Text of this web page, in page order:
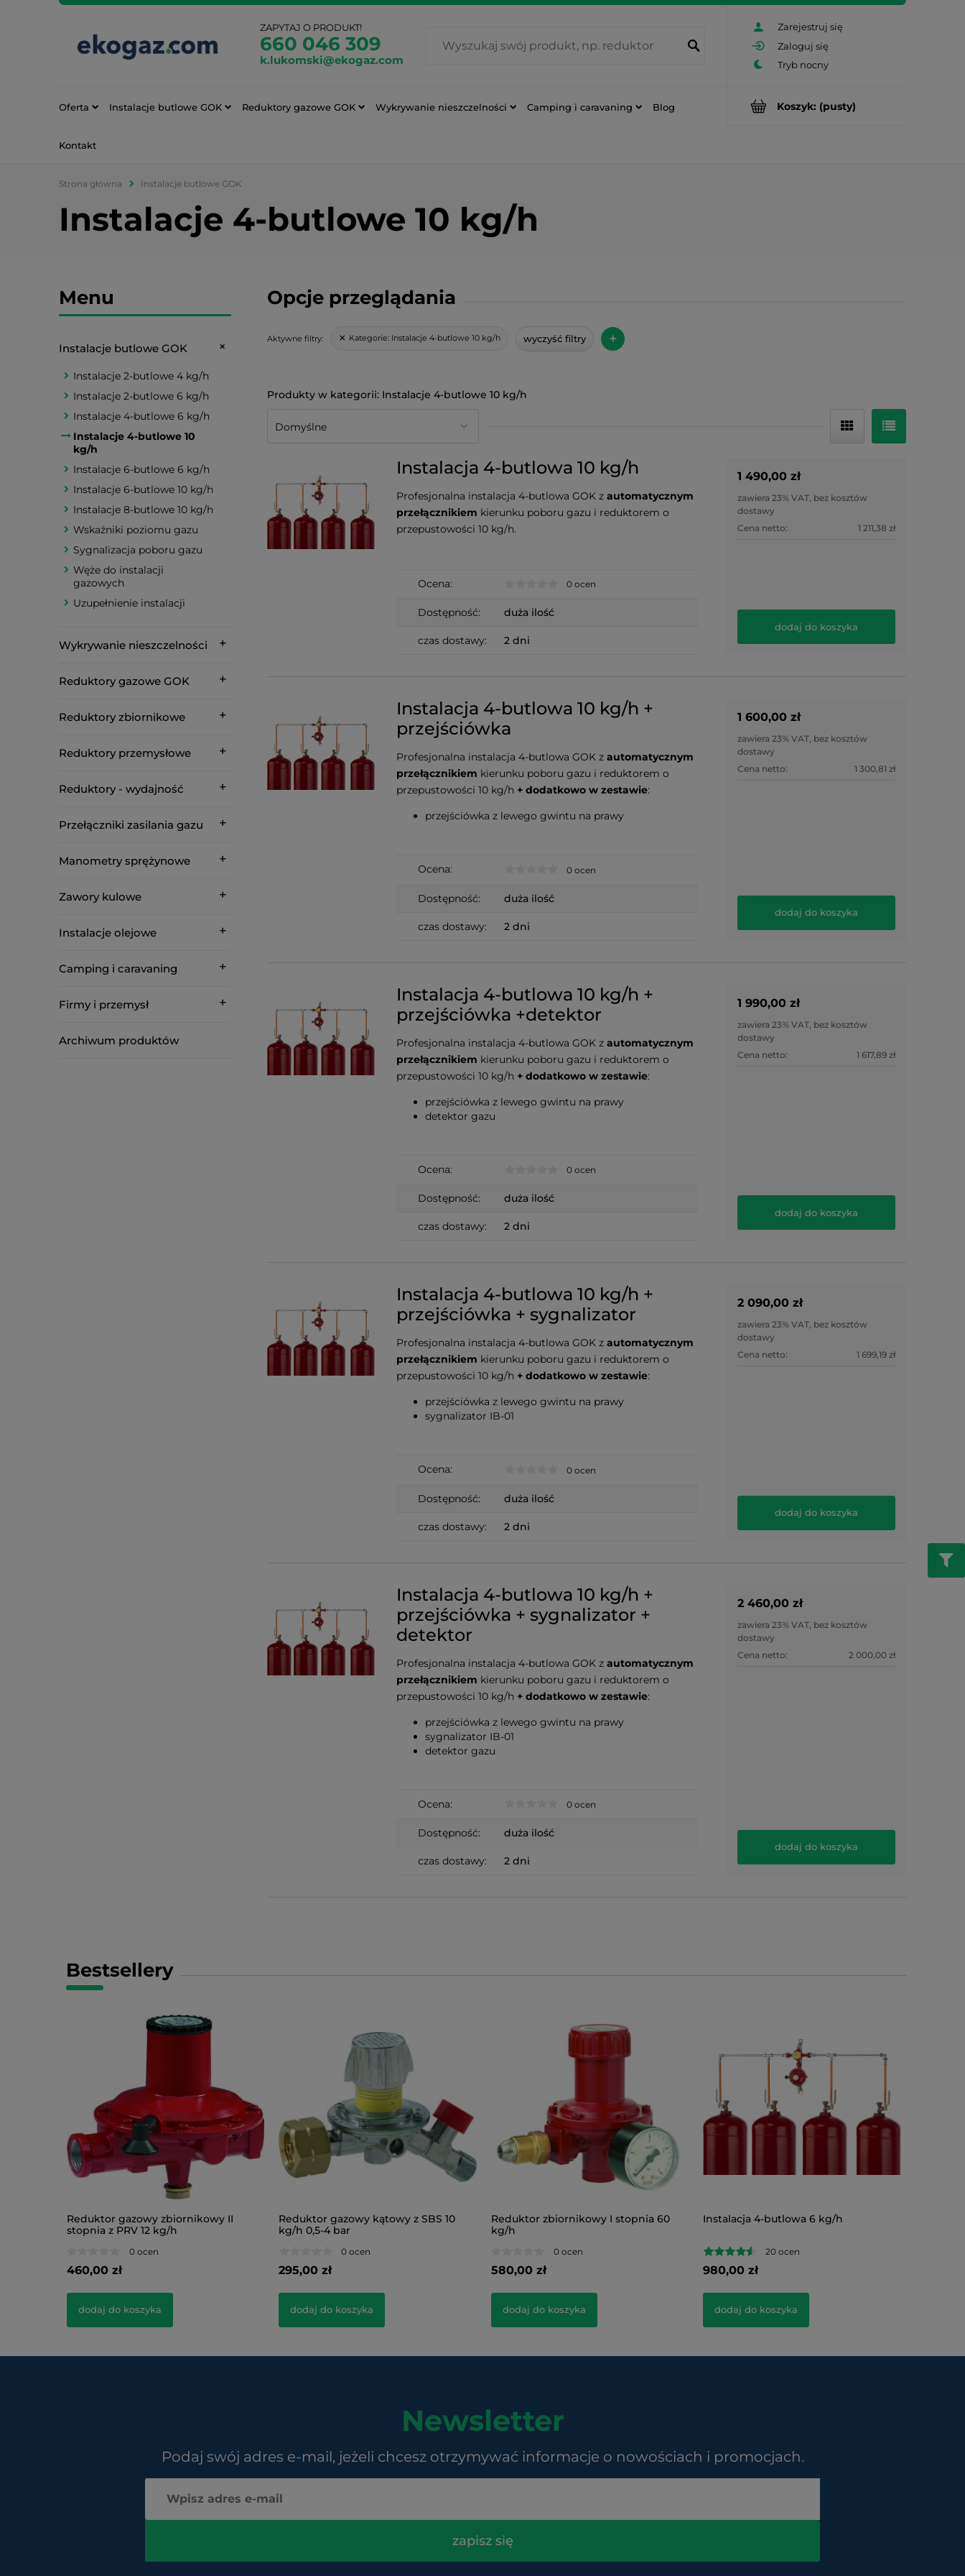
Zarejestruj się
Zaloguj się
ZAPYTAJ O PRODUKT!
660 046 309
k.lukomski@ekogaz.com
Koszyk: (pusty)
Oferta Instalacje butlowe GOK Reduktory gazowe GOK Wykrywanie nieszczelności Camping i caravaning Blog
Kontakt
Strona główna Instalacje butlowe GOK
Instalacje 4-butlowe 10 kg/h
Menu
Instalacje butlowe GOK
Instalacje 2-butlowe 4 kg/h
Instalacje 2-butlowe 6 kg/h
Instalacje 4-butlowe 6 kg/h
Instalacje 4-butlowe 10
kg/h
Instalacje 6-butlowe 6 kg/h
Instalacje 6-butlowe 10 kg/h
Instalacje 8-butlowe 10 kg/h
Wskaźniki poziomu gazu
Sygnalizacja poboru gazu
Węże do instalacji
gazowych
Uzupełnienie instalacji
Wykrywanie nieszczelności
Reduktory gazowe GOK
Reduktory zbiornikowe
Reduktory przemysłowe
Reduktory - wydajność
Przełączniki zasilania gazu
Manometry sprężynowe
Zawory kulowe
Instalacje olejowe
Camping i caravaning
Firmy i przemysł
Archiwum produktów
Opcje przeglądania
Aktywne filtry: Kategorie: Instalacje 4-butlowe 10 kg/h wyczyść filtry +
Instalacje 4-butlowe 10 kg/h
Instalacja 4-butlowa 10 kg/h
Profesjonalna instalacja 4-butlowa GOK z automatycznym
przełącznikiem kierunku poboru gazu i reduktorem o
przepustowości 10 kg/h.
Ocena: 0 ocen
Dostępność: duża ilość
czas dostawy: 2 dni
1 490,00 zł
zawiera 23% VAT, bez kosztów
dostawy
Cena netto:
1 211,38 zł
dodaj do koszyka
Instalacja 4-butlowa 10 kg/h +
przejściówka
Profesjonalna instalacja 4-butlowa GOK z automatycznym
przełącznikiem kierunku poboru gazu i reduktorem o
przepustowości 10 kg/h + dodatkowo w zestawie:
przejściówka z lewego gwintu na prawy
Ocena: 0 ocen
Dostępność: duża ilość
czas dostawy: 2 dni
1 600,00 zł
zawiera 23% VAT, bez kosztów
dostawy
Cena netto:
1 300,81 zł
dodaj do koszyka
Instalacja 4-butlowa 10 kg/h +
przejściówka +detektor
Profesjonalna instalacja 4-butlowa GOK z automatycznym
przełącznikiem kierunku poboru gazu i reduktorem o
przepustowości 10 kg/h + dodatkowo w zestawie:
przejściówka z lewego gwintu na prawy
detektor gazu
Ocena: 0 ocen
Dostępność: duża ilość
czas dostawy: 2 dni
1 990,00 zł
zawiera 23% VAT, bez kosztów
dostawy
Cena netto:
1 617,89 zł
dodaj do koszyka
Instalacja 4-butlowa 10 kg/h +
przejściówka + sygnalizator
Profesjonalna instalacja 4-butlowa GOK z automatycznym
przełącznikiem kierunku poboru gazu i reduktorem o
przepustowości 10 kg/h + dodatkowo w zestawie:
przejściówka z lewego gwintu na prawy
sygnalizator IB-01
Ocena: 0 ocen
Dostępność: duża ilość
czas dostawy: 2 dni
2 090,00 zł
zawiera 23% VAT, bez kosztów
dostawy
Cena netto:
1 699,19 zł
dodaj do koszyka
Instalacja 4-butlowa 10 kg/h +
przejściówka + sygnalizator +
detektor
Profesjonalna instalacja 4-butlowa GOK z automatycznym
przełącznikiem kierunku poboru gazu i reduktorem o
przepustowości 10 kg/h + dodatkowo w zestawie:
przejściówka z lewego gwintu na prawy
sygnalizator IB-01
detektor gazu
Ocena: 0 ocen
Dostępność: duża ilość
czas dostawy: 2 dni
2 460,00 zł
zawiera 23% VAT, bez kosztów
dostawy
Cena netto:
2 000,00 zł
dodaj do koszyka
Bestsellery
Reduktor gazowy zbiornikowy II
stopnia z PRV 12 kg/h
0 ocen
460,00 zł
dodaj do koszyka
Reduktor gazowy kątowy z SBS 10
kg/h 0,5-4 bar
0 ocen
295,00 zł
dodaj do koszyka
Reduktor zbiornikowy I stopnia 60
kg/h
0 ocen
580,00 zł
dodaj do koszyka
Instalacja 4-butlowa 6 kg/h
20 ocen
980,00 zł
dodaj do koszyka
Newsletter
Podaj swój adres e-mail, jeżeli chcesz otrzymywać informacje o nowościach i promocjach.
zapisz się